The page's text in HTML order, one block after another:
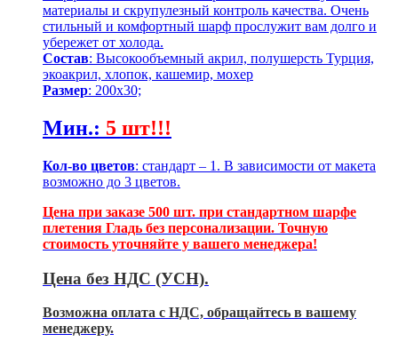
материалы и скрупулезный контроль качества. Очень
стильный и комфортный шарф прослужит вам долго и
убережет от холода.
Состав: Высокообъемный акрил, полушерсть Турция,
экоакрил, хлопок, кашемир, мохер
Размер: 200х30;
Мин.: 5 шт!!!
Кол-во цветов: стандарт – 1. В зависимости от макета
возможно до 3 цветов.
Цена при заказе 500 шт. при стандартном шарфе
плетения Гладь без персонализации. Точную
стоимость уточняйте у вашего менеджера!
Цена без НДС (УСН).
Возможна оплата с НДС, обращайтесь в вашему
менеджеру.